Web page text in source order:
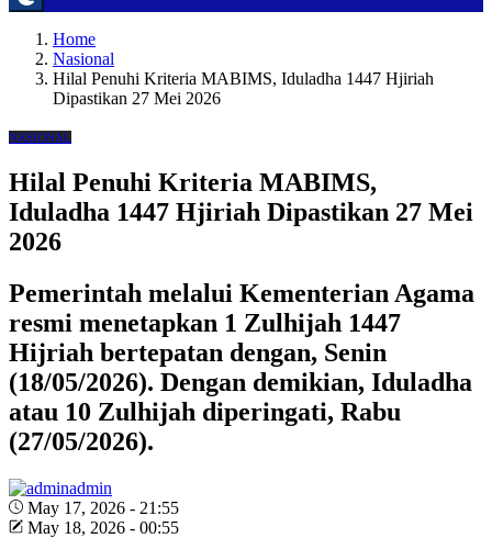
Home
Nasional
Hilal Penuhi Kriteria MABIMS, Iduladha 1447 Hjiriah
Dipastikan 27 Mei 2026
NASIONAL
Hilal Penuhi Kriteria MABIMS,
Iduladha 1447 Hjiriah Dipastikan 27 Mei
2026
Pemerintah melalui Kementerian Agama
resmi menetapkan 1 Zulhijah 1447
Hijriah bertepatan dengan, Senin
(18/05/2026). Dengan demikian, Iduladha
atau 10 Zulhijah diperingati, Rabu
(27/05/2026).
admin
May 17, 2026 - 21:55
May 18, 2026 - 00:55